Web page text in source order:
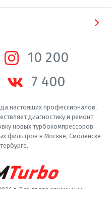
10 200
7 400
настоящих профессионалов,
диагностику и ремонт
новых турбокомпрессоров.
фильтров в Москве, Смоленске
г. Все права защищены